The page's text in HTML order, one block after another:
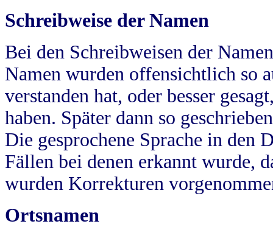
Schreibweise der Namen
Bei den Schreibweisen der
Namen wurden offensichtlich so
verstanden hat, oder besser
haben. Später dann so
Die gesprochene Sprache in
Fällen bei denen erkannt wurde,
wurden Korrekturen
Ortsnamen